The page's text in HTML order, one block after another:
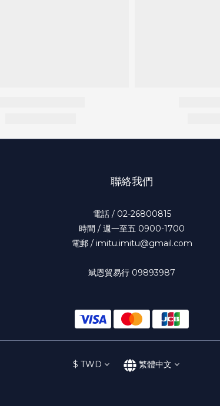
聯絡我們
電話 / 02-26800815
時間 / 週一至五 0900-1700
電郵 / imitu.imitu@gmail.com
斌恩貿易行 09893987
$ TWD 繁體中文